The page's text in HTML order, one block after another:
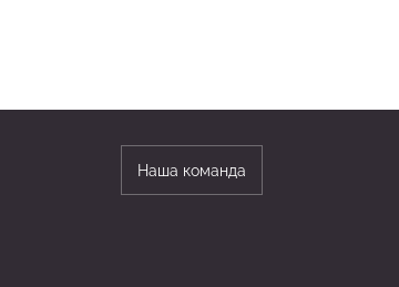
Наша команда